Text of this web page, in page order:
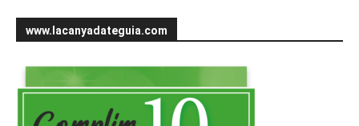
www.lacanyadateguia.com